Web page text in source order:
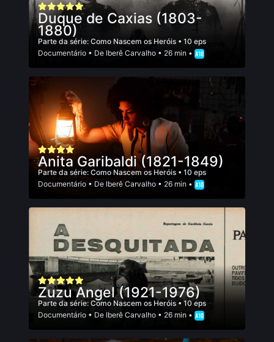
Duque de Caxias (1803-
1880)
Parte da série: Como Nascem os Heróis • 10 eps
Documentário • De Iberê Carvalho • 26 min •
Anita Garibaldi (1821-1849)
Parte da série: Como Nascem os Heróis • 10 eps
Documentário • De Iberê Carvalho • 26 min •
Zuzu Angel (1921-1976)
Parte da série: Como Nascem os Heróis • 10 eps
Documentário • De Iberê Carvalho • 26 min •